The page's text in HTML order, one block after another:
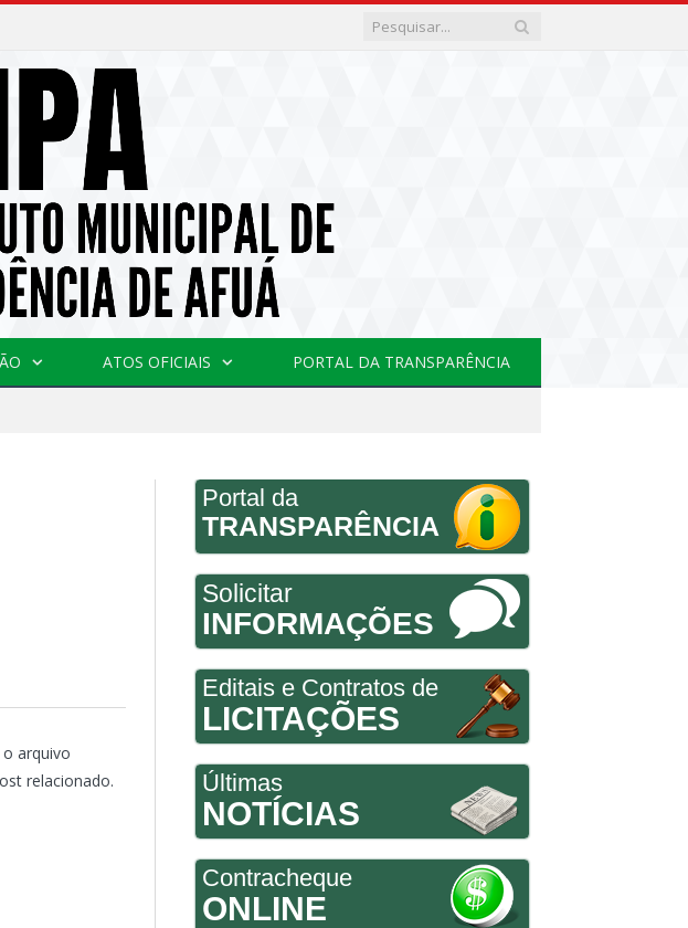
ATOS OFICIAIS PORTAL DA TRANSPARÊNCIA
arquivo
relacionado.
Portal da
TRANSPARÊNCIA
Solicitar
INFORMAÇÕES
Editais e Contratos de
LICITAÇÕES
Últimas
NOTÍCIAS
Contracheque
ONLINE